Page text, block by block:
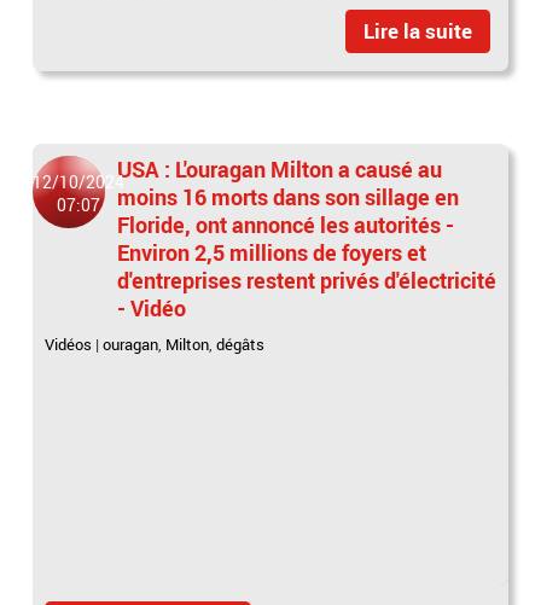
Lire la suite
12/10/2024
07:07
USA : L'ouragan Milton a causé au
moins 16 morts dans son sillage en
Floride, ont annoncé les autorités -
Environ 2,5 millions de foyers et
d'entreprises restent privés d'électricité
- Vidéo
Vidéos |ouragan, Milton,dégâts